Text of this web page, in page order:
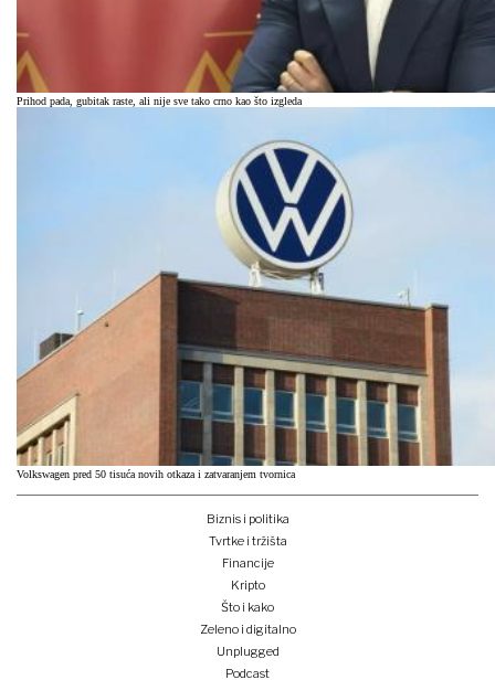
Prihod pada, gubitak raste, ali nije sve tako crno kao što izgleda
Volkswagen pred 50 tisuća novih otkaza i zatvaranjem tvornica
Biznis i politika
Tvrtke i tržišta
Financije
Kripto
Što i kako
Zeleno i digitalno
Unplugged
Podcast